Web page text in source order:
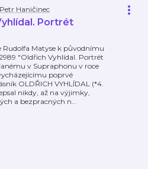
Petr Haničinec
Portrét
Rudolfa Matyse k původnímu
2989 "Oldřich Vyhlídal. Portrét
v Supraphonu v roce
poprvé
OLDŘICH VYHLÍDAL (*4.
nikdy, až na výjimky,
a bezpracných n…